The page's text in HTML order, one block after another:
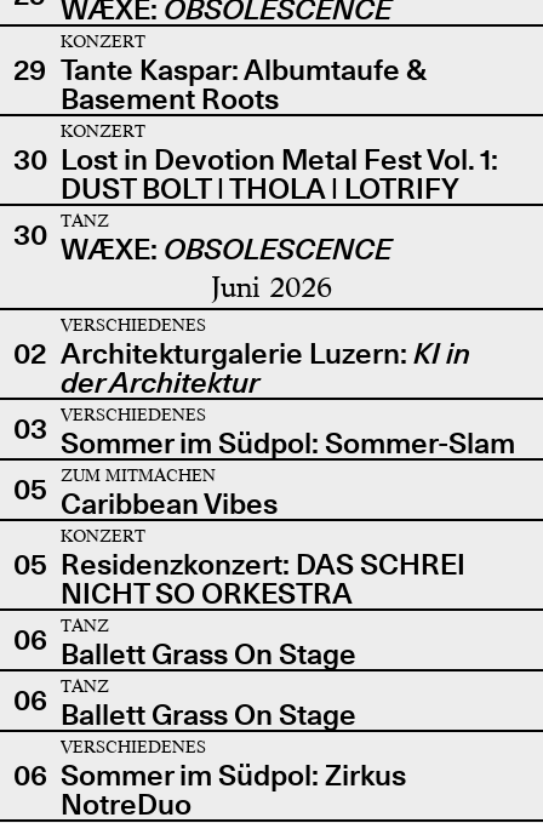
WÆXE: OBSOLESCENCE
29
KONZERT
Tante Kaspar: Albumtaufe &
Basement Roots
30
KONZERT
Lost in Devotion Metal Fest Vol. 1:
DUST BOLT | THOLA | LOTRIFY
30
TANZ
WÆXE: OBSOLESCENCE
Juni 2026
02
VERSCHIEDENES
Architekturgalerie Luzern: KI in
der Architektur
03
VERSCHIEDENES
Sommer im Südpol: Sommer-Slam
05
ZUM MITMACHEN
Caribbean Vibes
05
KONZERT
Residenzkonzert: DAS SCHREI
NICHT SO ORKESTRA
06
TANZ
Ballett Grass On Stage
06
TANZ
Ballett Grass On Stage
06
VERSCHIEDENES
Sommer im Südpol: Zirkus
NotreDuo